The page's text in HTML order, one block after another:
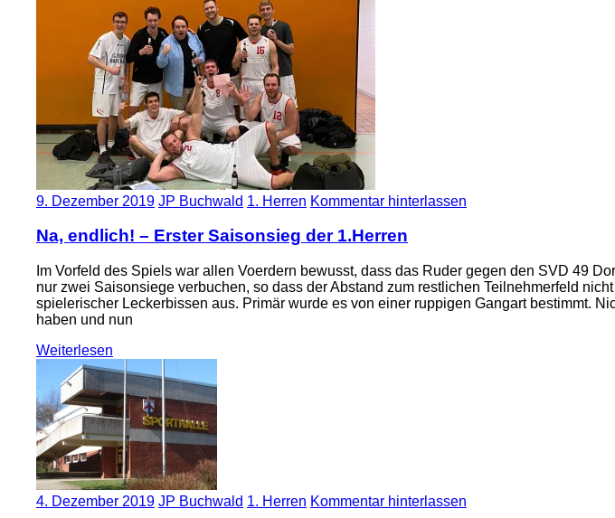
9. Dezember 2019 JP Buchwald 1. Herren Kommentar hinterlassen
Na, endlich! – Erster Saisonsieg der 1.Herren
Im Vorfeld des Spiels war allen Voerdern bewusst, dass das Ruder gegen den SVD 49
nur zwei Saisonsiege verbuchen, so dass der Abstand zum restlichen Teilnehmerfeld
spielerischer Leckerbissen aus. Primär wurde es von einer ruppigen Gangart bestimmt.
haben und nun
Weiterlesen
4. Dezember 2019 JP Buchwald 1. Herren Kommentar hinterlassen